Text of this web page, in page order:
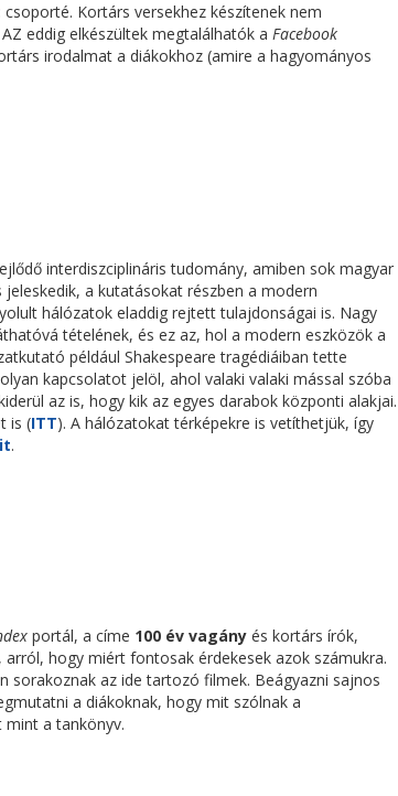
csoporté. Kortárs versekhez készítenek nem
eddig elkészültek megtalálhatók a Facebook
irodalmat a diákokhoz (amire a hagyományos
interdiszciplináris tudomány, amiben sok magyar
a kutatásokat részben a modern
hálózatok eladdig rejtett tulajdonságai is. Nagy
tételének, és ez az, hol a modern eszközök a
például Shakespeare tragédiáiban tette
kapcsolatot jelöl, ahol valaki valaki mással szóba
az is, hogy kik az egyes darabok központi alakjai.
is (ITT). A hálózatokat térképekre is vetíthetjük, így
.
portál, a címe 100 év vagány és kortárs írók,
hogy miért fontosak érdekesek azok számukra.
sorakoznak az ide tartozó filmek. Beágyazni sajnos
a diákoknak, hogy mit szólnak a
mint a tankönyv.